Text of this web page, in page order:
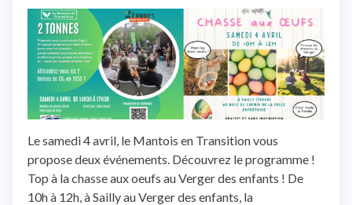
Le samedi 4 avril, le Mantois en Transition vous
propose deux événements. Découvrez le programme !
Top à la chasse aux oeufs au Verger des enfants ! De
10h à 12h, à Sailly au Verger des enfants, la